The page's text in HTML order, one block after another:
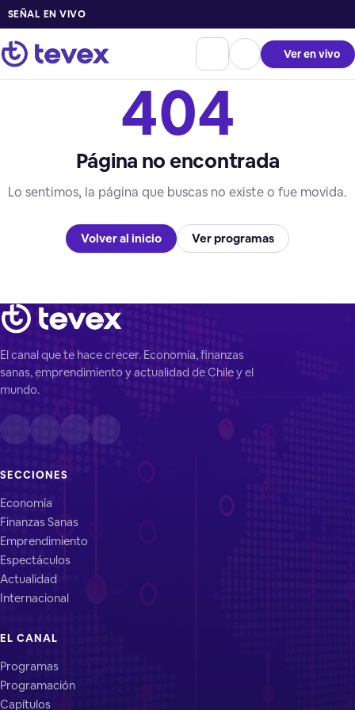
SEÑAL EN VIVO
Ver en vivo
404
Página no encontrada
Lo sentimos, la página que buscas no existe o fue movida.
Volver al inicio Ver programas
El canal que te hace crecer. Economía, finanzas
sanas, emprendimiento y actualidad de Chile y el
mundo.
SECCIONES
Economía
Finanzas Sanas
Emprendimiento
Espectáculos
Actualidad
Internacional
EL CANAL
Programas
Programación
Capítulos